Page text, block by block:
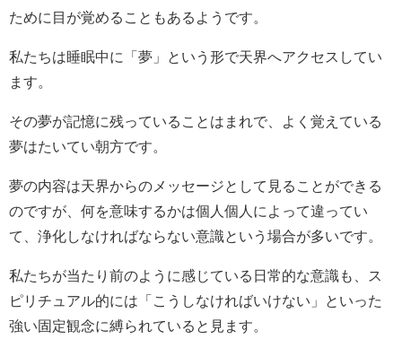
ために目が覚めることもあるようです。
私たちは睡眠中に「夢」という形で天界へアクセスしてい
ます。
その夢が記憶に残っていることはまれで、よく覚えている
夢はたいてい朝方です。
夢の内容は天界からのメッセージとして見ることができる
のですが、何を意味するかは個人個人によって違ってい
て、浄化しなければならない意識という場合が多いです。
私たちが当たり前のように感じている日常的な意識も、ス
ピリチュアル的には「こうしなければいけない」といった
強い固定観念に縛られていると見ます。